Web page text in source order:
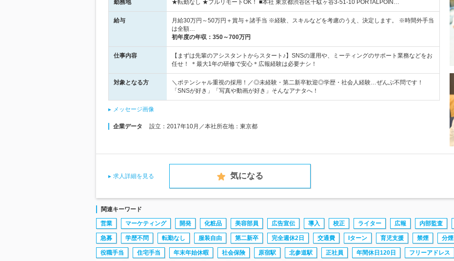
勤務地 ★転勤なし ★フルリモートOK！ ■本社 東京都渋谷区千駄ヶ谷3-51-10 PORTALPOIN…
給与
月給30万円～50万円＋賞与＋諸手当 ※経験、スキルなどを考慮のうえ、決定します。 ※時間外手当
は全額…
初年度の年収： 350～700万円
仕事内容
【まずは先輩のアシスタントからスタート♪】SNSの運用や、ミーティングのサポート業務などをお
任せ！ ＊最大1年の研修で安心＊広報経験は必要ナシ！
対象となる方
＼ポテンシャル重視の採用！／◎未経験・第二新卒歓迎◎学歴・社会人経験…ぜんぶ不問です！
「SNSが好き」「写真や動画が好き」そんなアナタへ！
メッセージ画像
企業データ 設立：2017年10月／本社所在地：東京都
求人詳細を見る 気になる
関連キーワード
営業 マーケティング 開発 化粧品 美容部員 広告宣伝 導入 校正 ライター 広報 内部監査
急募 学歴不問 転勤なし 服装自由 第二新卒 完全週休2日 交通費 Iターン 育児支援 禁煙 分煙
役職手当 住宅手当 年末年始休暇 社会保険 原宿駅 北参道駅 正社員 年間休日120日 フリーアドレス